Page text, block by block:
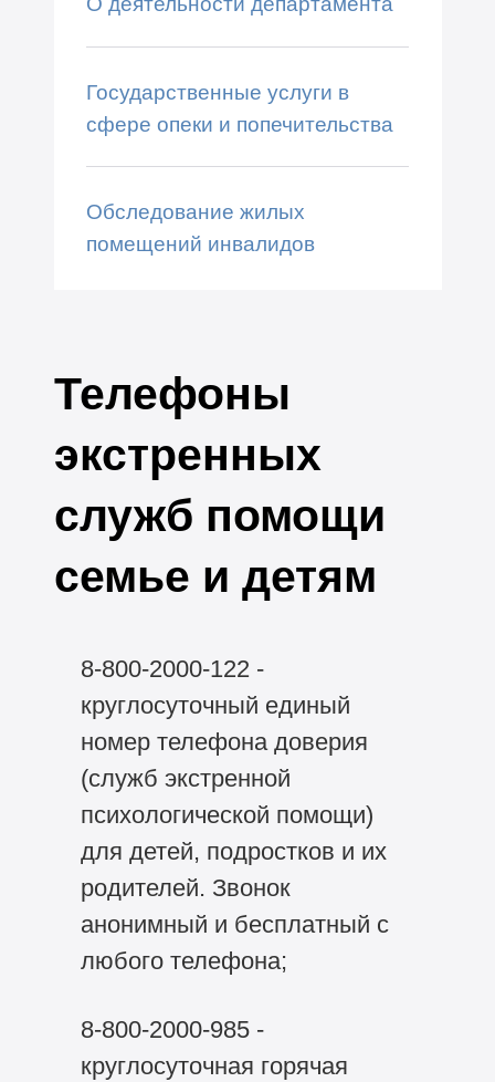
Государственные услуги в
сфере опеки и попечительства
Обследование жилых
помещений инвалидов
Телефоны
экстренных
служб помощи
семье и детям
8-800-2000-122 -
круглосуточный единый
номер телефона доверия
(служб экстренной
психологической помощи)
для детей, подростков и их
родителей. Звонок
анонимный и бесплатный с
любого телефона;
8-800-2000-985 -
круглосуточная горячая